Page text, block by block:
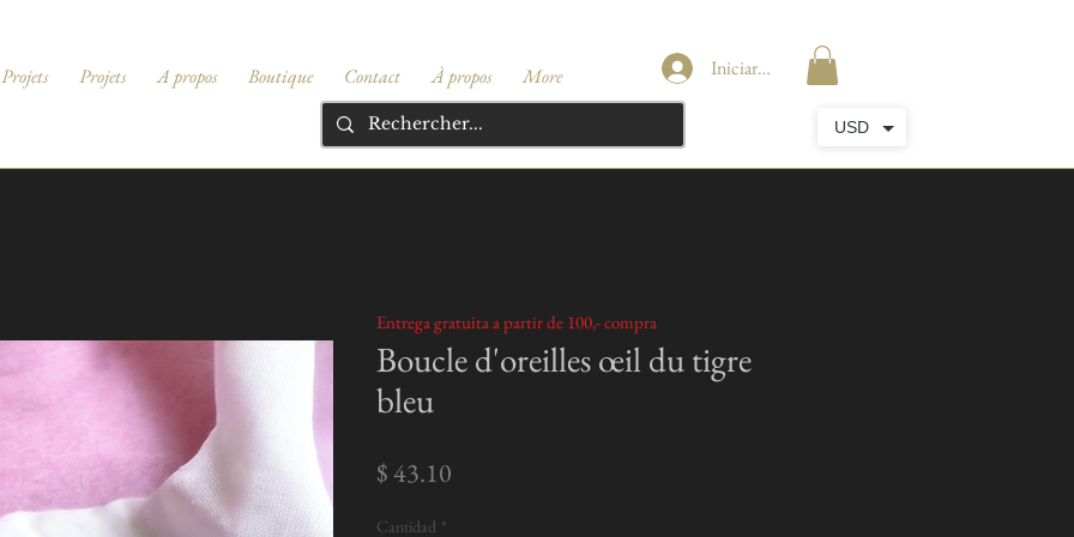
Projets Projets A propos Boutique Contact À propos More Iniciar sesión
Boucle d'oreilles œil du tigre
bleu
$ 43.10
Cantidad *
Entrega gratuita a partir de 100,- compra
USD